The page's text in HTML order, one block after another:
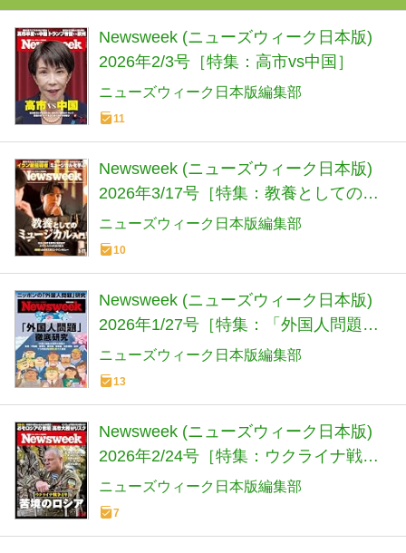
Newsweek (ニューズウィーク日本版)
2026年2/3号［特集：高市vs中国］
ニューズウィーク日本版編集部
11
Newsweek (ニューズウィーク日本版)
2026年3/17号［特集：教養としてのミ
ュージカル入門］
ニューズウィーク日本版編集部
10
Newsweek (ニューズウィーク日本版)
2026年1/27号［特集：「外国人問題」
徹底研究］
ニューズウィーク日本版編集部
13
Newsweek (ニューズウィーク日本版)
2026年2/24号［特集：ウクライナ戦争
４年 苦境のロシア］
ニューズウィーク日本版編集部
7